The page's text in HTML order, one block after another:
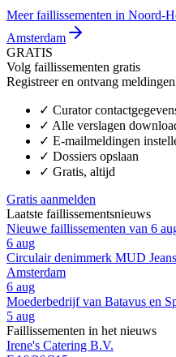
Meer faillissementen in Noord-
Amsterdam
GRATIS
Volg faillissementen gratis
Registreer en ontvang
✓ Curator
✓ Alle verslagen
✓ E-mailmeldingen
✓ Dossiers opslaan
✓ Gratis, altijd
Gratis aanmelden
Laatste faillissementsnieuws
Nieuwe faillissementen van 6
6 aug
Circulair denimmerk MUD
Amsterdam
6 aug
Moederbedrijf van Batavus en
5 aug
Faillissementen in het nieuws
Irene's Catering B.V.